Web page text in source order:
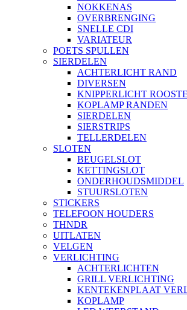
NOKKENAS
OVERBRENGING
SNELLE CDI
VARIATEUR
POETS SPULLEN
SIERDELEN
ACHTERLICHT RAND
DIVERSEN
KNIPPERLICHT
KOPLAMP RANDEN
SIERDELEN
SIERSTRIPS
TELLERDELEN
SLOTEN
BEUGELSLOT
KETTINGSLOT
ONDERHOUDSMIDDEL
STUURSLOTEN
STICKERS
TELEFOON HOUDERS
THNDR
UITLATEN
VELGEN
VERLICHTING
ACHTERLICHTEN
GRILL VERLICHTING
KENTEKENPLAAT
KOPLAMP